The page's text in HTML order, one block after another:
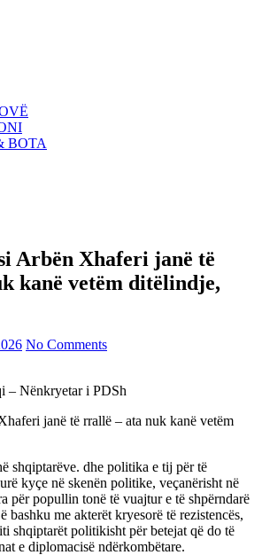
BOTA
Arbën Xhaferi janë të
kanë vetëm ditëlindje,
No Comments
– Nënkryetar i PDSh
janë të rrallë – ata nuk kanë vetëm
shqiptarëve. dhe politika e tij për të
kyçe në skenën politike, veçanërisht në
për popullin tonë të vuajtur e të shpërndarë
bashku me akterët kryesorë të rezistencës,
shqiptarët politikisht për betejat që do të
e diplomacisë ndërkombëtare.